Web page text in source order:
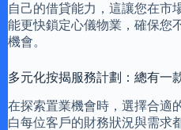
自己的借貸能力，這讓您在市
能更快鎖定心儀物業，確保您
機會。
多元化按揭服務計劃：總有一
在探索置業機會時，選擇合適
白每位客戶的財務狀況與需求